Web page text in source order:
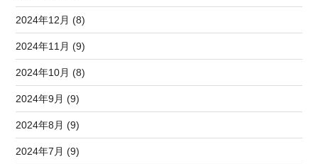
2024年12月 (8)
2024年11月 (9)
2024年10月 (8)
2024年9月 (9)
2024年8月 (9)
2024年7月 (9)